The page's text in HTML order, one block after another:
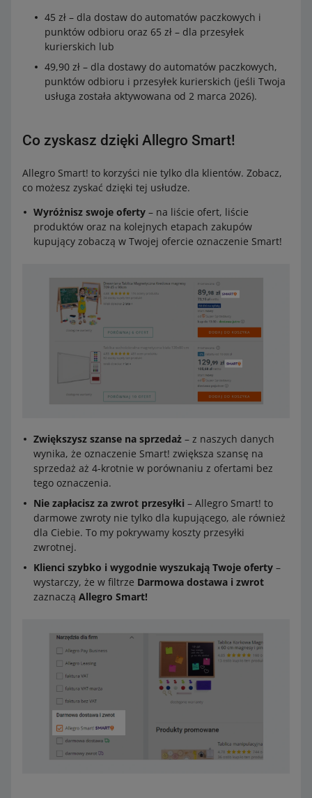
45 zł – dla dostaw do automatów paczkowych i
punktów odbioru oraz 65 zł – dla przesyłek
kurierskich lub
49,90 zł – dla dostawy do automatów paczkowych,
punktów odbioru i przesyłek kurierskich (jeśli Twoja
usługa została aktywowana od 2 marca 2026).
Co zyskasz dzięki Allegro Smart!
Allegro Smart! to korzyści nie tylko dla klientów. Zobacz,
co możesz zyskać dzięki tej usłudze.
Wyróżnisz swoje oferty – na liście ofert, liście
produktów oraz na kolejnych etapach zakupów
kupujący zobaczą w Twojej ofercie oznaczenie Smart!
Zwiększysz szanse na sprzedaż – z naszych danych
wynika, że oznaczenie Smart! zwiększa szansę na
sprzedaż aż 4-krotnie w porównaniu z ofertami bez
tego oznaczenia.
Nie zapłacisz za zwrot przesyłki – Allegro Smart! to
darmowe zwroty nie tylko dla kupującego, ale również
dla Ciebie. To my pokrywamy koszty przesyłki
zwrotnej.
Klienci szybko i wygodnie wyszukają Twoje oferty –
wystarczy, że w filtrze Darmowa dostawa i zwrot
zaznaczą Allegro Smart!